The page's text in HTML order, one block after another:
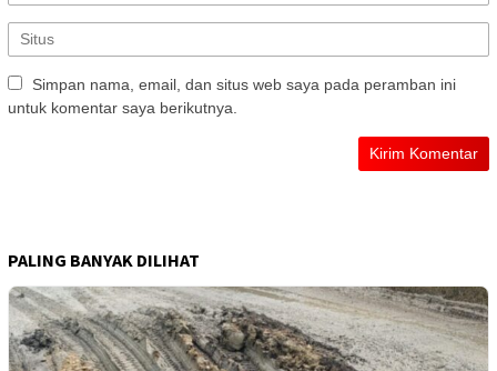
Simpan nama, email, dan situs web saya pada peramban ini
untuk komentar saya berikutnya.
PALING BANYAK DILIHAT